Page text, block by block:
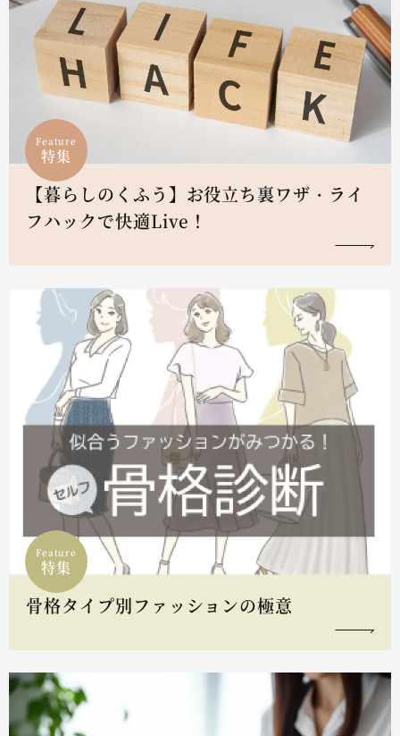
Feature
特集
【暮らしのくふう】お役立ち裏ワザ・ライ
フハックで快適Live！
Feature
特集
骨格タイプ別ファッションの極意